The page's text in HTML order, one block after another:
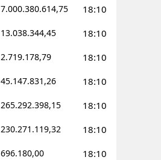
Karabük
Kilis
Osmaniye
7.000.380.614,75 18:10
13.038.344,45 18:10
2.719.178,79 18:10
45.147.831,26 18:10
265.292.398,15 18:10
230.271.119,32 18:10
696.180,00 18:10